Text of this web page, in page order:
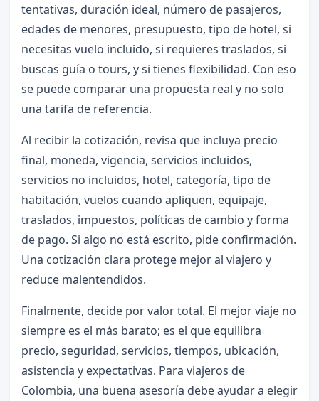
tentativas, duración ideal, número de pasajeros,
edades de menores, presupuesto, tipo de hotel, si
necesitas vuelo incluido, si requieres traslados, si
buscas guía o tours, y si tienes flexibilidad. Con eso
se puede comparar una propuesta real y no solo
una tarifa de referencia.
Al recibir la cotización, revisa que incluya precio
final, moneda, vigencia, servicios incluidos,
servicios no incluidos, hotel, categoría, tipo de
habitación, vuelos cuando apliquen, equipaje,
traslados, impuestos, políticas de cambio y forma
de pago. Si algo no está escrito, pide confirmación.
Una cotización clara protege mejor al viajero y
reduce malentendidos.
Finalmente, decide por valor total. El mejor viaje no
siempre es el más barato; es el que equilibra
precio, seguridad, servicios, tiempos, ubicación,
asistencia y expectativas. Para viajeros de
Colombia, una buena asesoría debe ayudar a elegir